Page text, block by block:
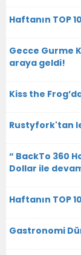
Haftanın TOP
Gecce Gurme
araya geldi!
Kiss the
Rustyfork'tan
“ BackTo 360
Dollar ile
Haftanın TOP
Gastronomi